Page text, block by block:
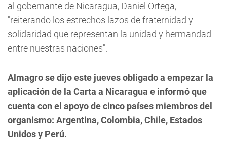
al gobernante de Nicaragua, Daniel Ortega,
"reiterando los estrechos lazos de fraternidad y
solidaridad que representan la unidad y hermandad
entre nuestras naciones".
Almagro se dijo este jueves obligado a empezar la
aplicación de la Carta a Nicaragua e informó que
cuenta con el apoyo de cinco países miembros del
organismo: Argentina, Colombia, Chile, Estados
Unidos y Perú.